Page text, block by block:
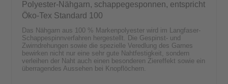
Polyester-Nähgarn, schappegesponnen, entspricht
Öko-Tex Standard 100
Das Nähgarn aus 100 % Markenpolyester wird im Langfaser-
Schappespinnverfahren hergestellt. Die Gespinst- und
Zwirndrehungen sowie die spezielle Veredlung des Garnes
bewirken nicht nur eine sehr gute Nahtfestigkeit, sondern
verleihen der Naht auch einen besonderen Ziereffekt sowie ein
überragendes Aussehen bei Knopflöchern.